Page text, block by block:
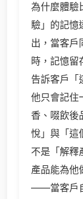
為什麼體驗
驗」的記憶
出，當客戶
時，記憶留
告訴客戶「
他只會記住
香、啜飲後
悅」與「這
不是「解釋
產品能為他
——當客戶